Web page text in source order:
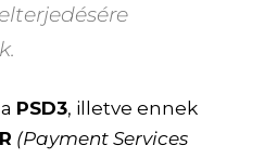
PSD3, illetve ennek
(Payment Services